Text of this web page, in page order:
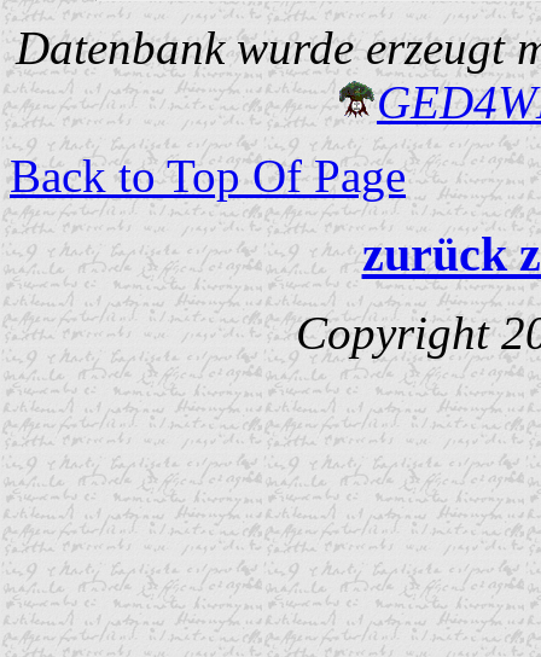
Datenbank wurde erzeugt
Back to Top Of Page
zurück
Copyright